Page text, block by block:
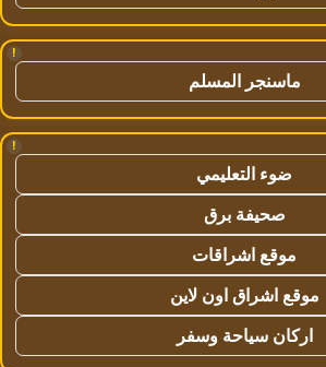
!
ماسنجر المسلم
!
ضوء التعليمي
صحيفة برق
موقع اشراقات
موقع اشراق اون لاين
اركان سياحة وسفر